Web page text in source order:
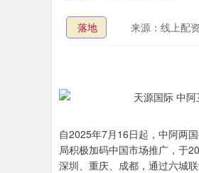
落地 来源：线上配
自2025年7月16日起，中阿两
局积极加码中国市场推广，于
深圳、重庆、成都，通过六城